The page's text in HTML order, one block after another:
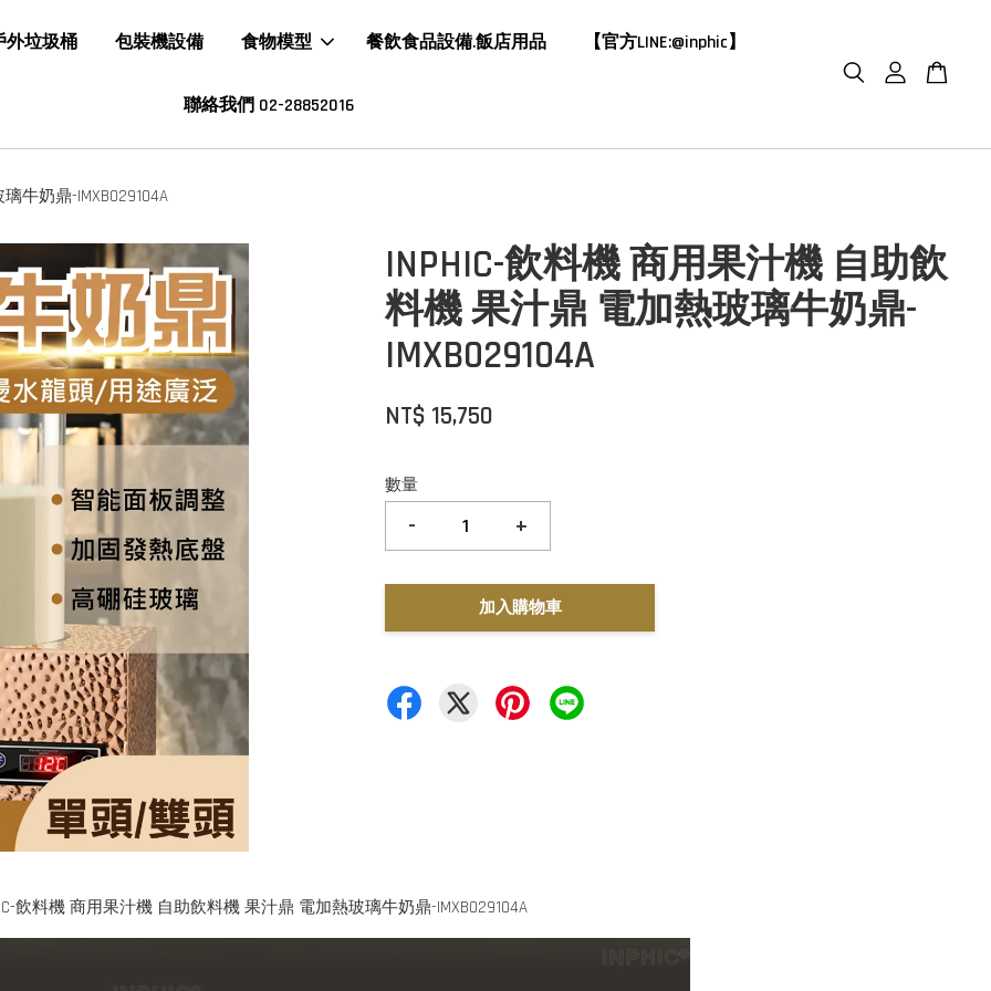
外垃圾桶 包裝機設備 食物模型 餐飲食品設備.飯店用品 【官方LINE:@inphic】
聯絡我們 02-28852016
牛奶鼎-IMXB029104A
INPHIC-飲料機 商用果汁機 自助飲
料機 果汁鼎 電加熱玻璃牛奶鼎-
IMXB029104A
NT$ 15,750
數量
- +
加入購物車
飲料機 商用果汁機 自助飲料機 果汁鼎 電加熱玻璃牛奶鼎-IMXB029104A